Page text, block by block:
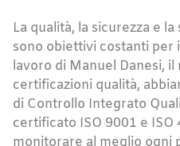
La qualità, la sicurezza e
sono obiettivi costanti per
lavoro di Manuel Danesi,
certificazioni qualità,
di Controllo Integrato
certificato ISO 9001 e ISO
monitorare al meglio ogni